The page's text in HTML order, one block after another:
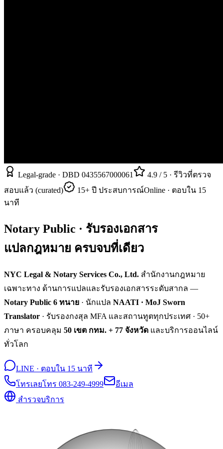
Legal-grade · DBD 0435567000061
4.9 / 5 · รีวิวที่ตรวจ
สอบแล้ว (curated)
15+ ปี ประสบการณ์Online · ตอบใน 15
นาที
Notary Public · รับรองเอกสาร
แปลกฎหมาย ครบจบที่เดียว
NYC Legal & Notary Services Co., Ltd. สำนักงานกฎหมาย
เฉพาะทาง ด้านการแปลและรับรองเอกสารระดับสากล —
Notary Public 6 ทนาย · นักแปล NAATI · MoJ Sworn
Translator · รับรองกงสุล MFA และสถานทูตทุกประเทศ · 50+
ภาษา ครอบคลุม 50 เขต กทม. + 77 จังหวัด และบริการออนไลน์
ทั่วโลก
LINE · ตอบใน 15 นาที
โทรเลยโทร 083-249-4999
อีเมล
สำรวจบริการ